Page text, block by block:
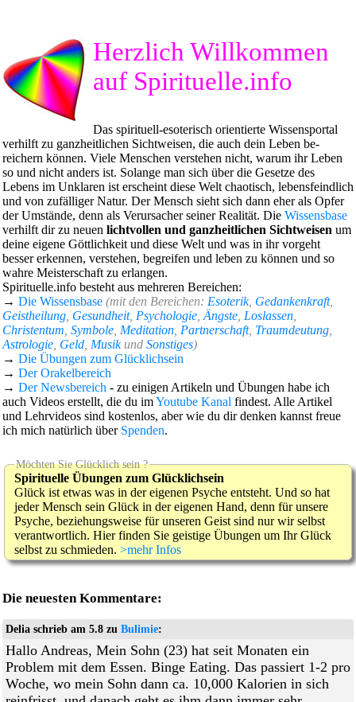
Herzlich Willkommen
auf Spirituelle.info
Das spirituell-esoterisch orientierte Wissens­portal
verhilft zu ganz­heitlichen Sicht­weisen, die auch dein Leben be­
reichern können. Viele Menschen verstehen nicht, warum ihr Leben
so und nicht anders ist. Solange man sich über die Gesetze des
Lebens im Unklaren ist erscheint diese Welt chaotisch, lebens­feindlich
und von zu­fälliger Natur. Der Mensch sieht sich dann eher als Opfer
der Umstände, denn als Ver­ursacher seiner Realität. Die Wissens­base
verhilft dir zu neuen licht­vollen und ganz­heit­lichen Sicht­weisen um
deine eigene Gött­lich­keit und diese Welt und was in ihr vorgeht
besser erkennen, verstehen, begreifen und leben zu können und so
wahre Meister­schaft zu erlangen.
Spirituelle.info besteht aus mehreren Be­reichen:
→ Die Wissensbase (mit den Bereichen: Esoterik, Gedankenkraft,
Geistheilung Gesundheit, Psychologie Ängste Loslassen
Christentum Symbole Meditation Partnerschaft, Traumdeutung
Astrologie Geld Musikund Sonstiges)
→ Die Übungen zum Glücklichsein
→ Der Orakelbereich
→ Der Newsbereich - zu einigen Artikeln und Übungen habe ich
auch Videos erstellt, die du imYoutube Kanal findest. Alle Artikel
und Lehr­videos sind kostenlos, aber wie du dir denken kannst freue
ich mich natürlich über Spenden.
Möchten Sie Glücklich sein ?
Spirituelle Übungen zum Glücklich­sein
Glück ist etwas was in der eigenen Psyche entsteht. Und so hat
jeder Mensch sein Glück in der eigenen Hand, denn für unsere
Psyche, beziehungs­weise für unseren Geist sind nur wir selbst
ver­antwortlich. Hier finden Sie geistige Übungen um Ihr Glück
selbst zu schmieden. >mehr Infos
Die neuesten Kommentare:
Delia schrieb am 5.8 zu Bulimie:
Hallo Andreas, Mein Sohn (23) hat seit Monaten ein
Problem mit dem Essen. Binge Eating. Das passiert 1-2 pro
Woche, wo mein Sohn dann ca. 10,000 Kalorien in sich